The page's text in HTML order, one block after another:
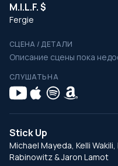
M.I.L.F. $
Fergie
СЦЕНА / ДЕТАЛИ
Описание сцены пока
СЛУШАТЬ НА
Stick Up
Michael Mayeda, Kelli
Rabinowitz & Jaron Lamot